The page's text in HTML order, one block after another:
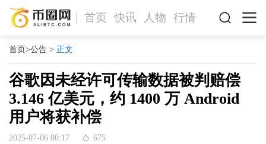
首页 快讯 人物 行情
首页>公告> 正文
谷歌因未经许可传输数据被判赔偿
3.146 亿美元，约 1400 万 Android
用户将获补偿
2025-07-06 00:17 675